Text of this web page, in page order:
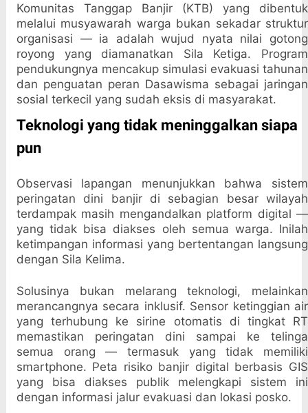
Komunitas Tanggap Banjir (KTB) yang dibentuk
melalui musyawarah warga bukan sekadar struktur
organisasi — ia adalah wujud nyata nilai gotong
royong yang diamanatkan Sila Ketiga. Program
pendukungnya mencakup simulasi evakuasi tahunan
dan penguatan peran Dasawisma sebagai jaringan
sosial terkecil yang sudah eksis di masyarakat.
Teknologi yang tidak meninggalkan siapa
pun
Observasi lapangan menunjukkan bahwa sistem
peringatan dini banjir di sebagian besar wilayah
terdampak masih mengandalkan platform digital —
yang tidak bisa diakses oleh semua warga. Inilah
ketimpangan informasi yang bertentangan langsung
dengan Sila Kelima.
Solusinya bukan melarang teknologi, melainkan
merancangnya secara inklusif. Sensor ketinggian air
yang terhubung ke sirine otomatis di tingkat RT
memastikan peringatan dini sampai ke telinga
semua orang — termasuk yang tidak memiliki
smartphone. Peta risiko banjir digital berbasis GIS
yang bisa diakses publik melengkapi sistem ini
dengan informasi jalur evakuasi dan lokasi posko.